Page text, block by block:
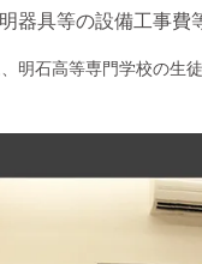
器具等の設備工事費
明石高等専門学校の生